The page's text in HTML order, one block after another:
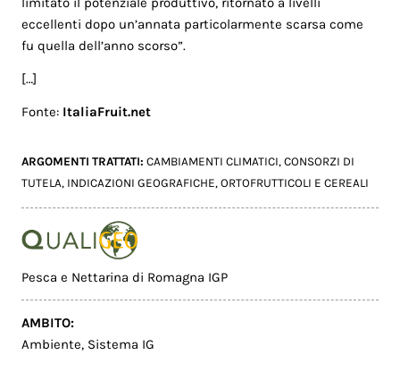
eccellenti dopo un’annata particolarmente scarsa come
fu quella dell’anno scorso”.
[…]
Fonte: ItaliaFruit.net
ARGOMENTI TRATTATI:CAMBIAMENTI CLIMATICI,CONSORZI DI
TUTELA, INDICAZIONI GEOGRAFICHE,ORTOFRUTTICOLI E CEREALI
Pesca e Nettarina di Romagna IGP
AMBITO:
Ambiente, Sistema IG